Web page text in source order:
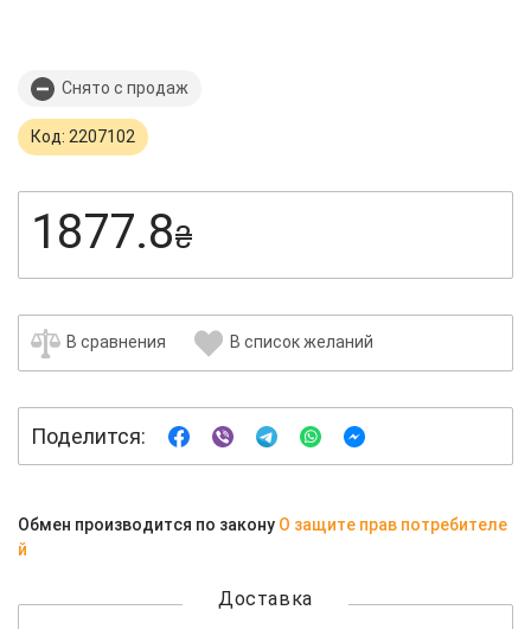
Снято с продаж
Код: 2207102
1877.8₴
В сравнения В список желаний
Поделится:
Обмен производится по закону О защите прав потребителе
й
Доставка